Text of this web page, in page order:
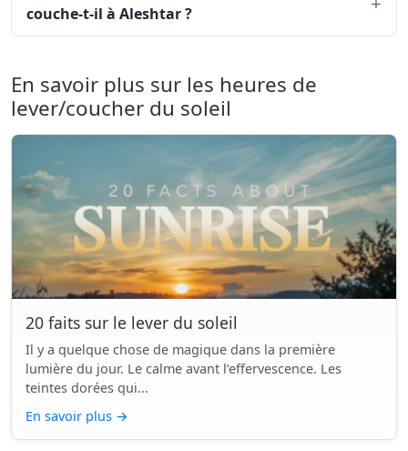
couche-t-il à Aleshtar ?
En savoir plus sur les heures de
lever/coucher du soleil
20 faits sur le lever du soleil
Il y a quelque chose de magique dans la première
lumière du jour. Le calme avant l’effervescence. Les
teintes dorées qui...
En savoir plus →